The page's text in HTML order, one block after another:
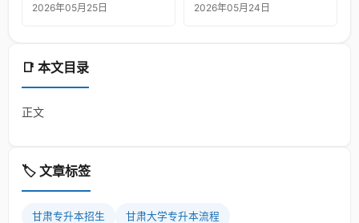
📑 本文目录
正文
🏷️ 文章标签
甘肃专升本招生 甘肃大学专升本流程
2026年05月25日 2026年05月24日